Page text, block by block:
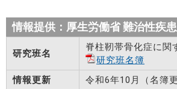
情報提供：厚生労働省 難治性疾
研究班名
脊柱靭帯骨化症に関
研究班名簿
情報更新
令和6年10月（名簿